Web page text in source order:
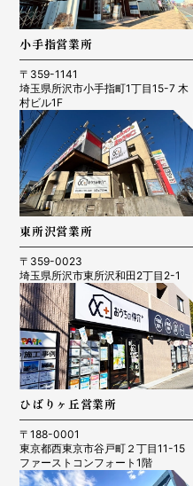
小手指営業所
〒359-1141
埼玉県所沢市小手指町1丁目15-7 木
村ビル1F
東所沢営業所
〒359-0023
埼玉県所沢市東所沢和田2丁目2-1
ひばりヶ丘営業所
〒188-0001
東京都西東京市谷戸町２丁目11-15
ファーストコンフォート1階